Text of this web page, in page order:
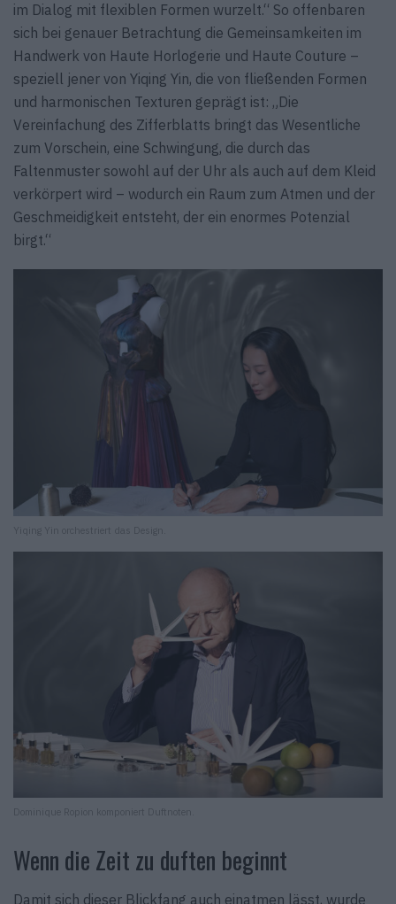
im Dialog mit flexiblen Formen wurzelt.“ So offenbaren
sich bei genauer Betrachtung die Gemeinsamkeiten im
Handwerk von Haute Horlogerie und Haute Couture –
speziell jener von Yiqing Yin, die von fließenden Formen
und harmonischen Texturen geprägt ist: „Die
Vereinfachung des Zifferblatts bringt das Wesentliche
zum Vorschein, eine Schwingung, die durch das
Faltenmuster sowohl auf der Uhr als auch auf dem Kleid
verkörpert wird – wodurch ein Raum zum Atmen und der
Geschmeidigkeit entsteht, der ein enormes Potenzial
birgt.“
Yiqing Yin orchestriert das Design.
Dominique Ropion komponiert Duftnoten.
Wenn die Zeit zu duften beginnt
Damit sich dieser Blickfang auch einatmen lässt, wurde